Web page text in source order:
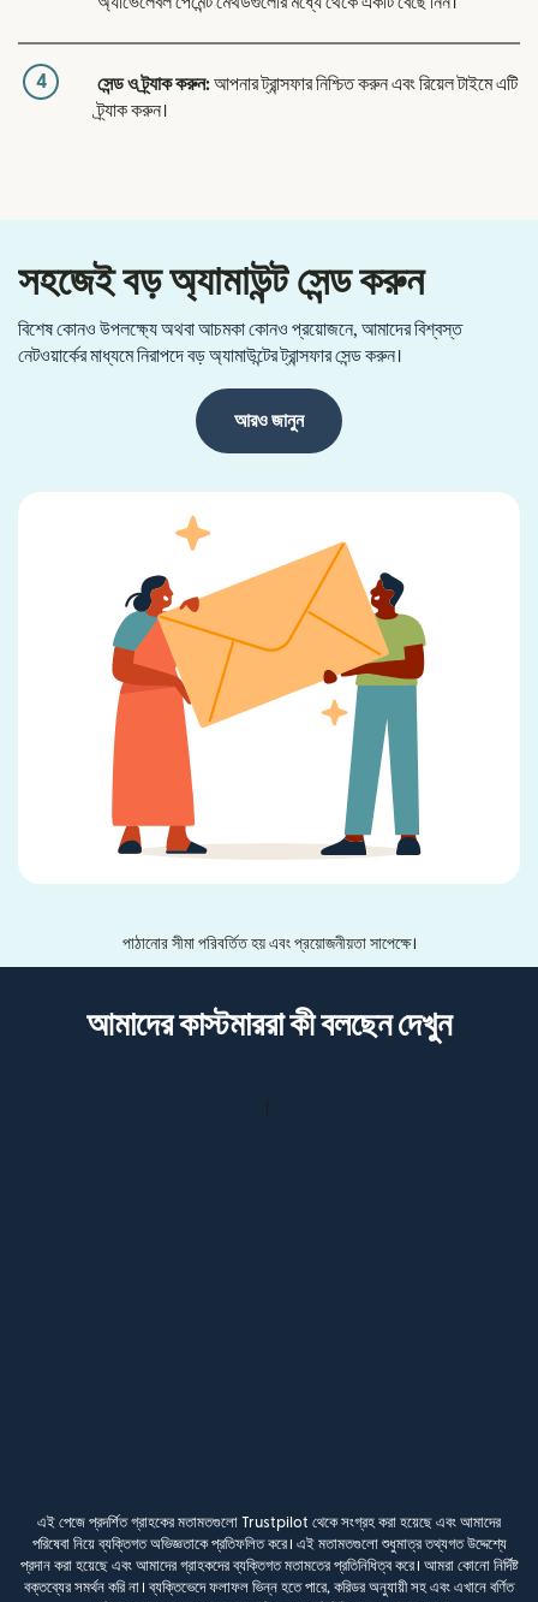
4 সেন্ড ও ট্র্যাক করুন:আপনার ট্রান্সফার নিশ্চিত করুন এবং রিয়েল টাইমে এটি
ট্র্যাক করুন।
সহজেই বড় অ্যামাউন্ট সেন্ড করুন
বিশেষ কোনও উপলক্ষ্যে অথবা আচমকা কোনও প্রয়োজনে, আমাদের বিশ্বস্ত
নেটওয়ার্কের মাধ্যমে নিরাপদে বড় অ্যামাউন্টের ট্রান্সফার সেন্ড করুন।
আরও জানুন
পাঠানোর সীমা পরিবর্তিত হয় এবং প্রয়োজনীয়তা সাপেক্ষে।
আমাদের কাস্টমাররা কী বলছেন দেখুন
এই পেজে প্রদর্শিত গ্রাহকের মতামতগুলো Trustpilot থেকে সংগ্রহ করা হয়েছে এবং আমাদের
পরিষেবা নিয়ে ব্যক্তিগত অভিজ্ঞতাকে প্রতিফলিত করে। এই মতামতগুলো শুধুমাত্র তথ্যগত উদ্দেশ্যে
প্রদান করা হয়েছে এবং আমাদের গ্রাহকদের ব্যক্তিগত মতামতের প্রতিনিধিত্ব করে। আমরা কোনো নির্দিষ্ট
বক্তব্যের সমর্থন করি না। ব্যক্তিভেদে ফলাফল ভিন্ন হতে পারে, করিডর অনুযায়ী সহ এবং এখানে বর্ণিত